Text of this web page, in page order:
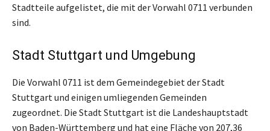
Stadtteile aufgelistet, die mit der Vorwahl 0711 verbunden
sind.
Stadt Stuttgart und Umgebung
Die Vorwahl 0711 ist dem Gemeindegebiet der Stadt
Stuttgart und einigen umliegenden Gemeinden
zugeordnet. Die Stadt Stuttgart ist die Landeshauptstadt
von Baden-Württemberg und hat eine Fläche von 207,36